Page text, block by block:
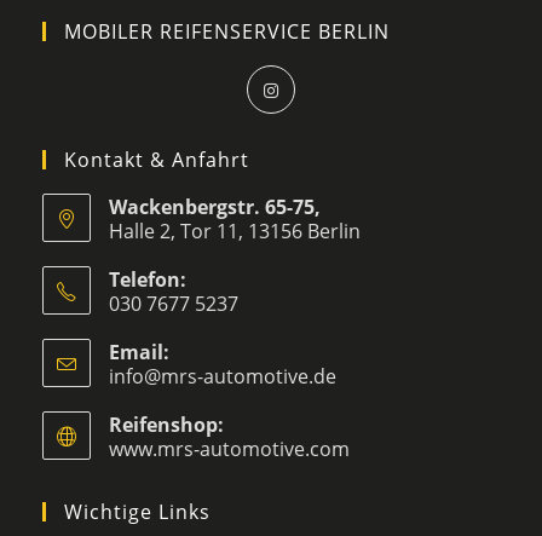
MOBILER REIFENSERVICE BERLIN
Kontakt & Anfahrt
Wackenbergstr. 65-75,
Halle 2, Tor 11, 13156 Berlin
Telefon:
030 7677 5237
Email:
info@mrs-automotive.de
Reifenshop:
www.mrs-automotive.com
Wichtige Links